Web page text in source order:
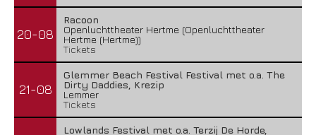
The Fifth Alliance – Stenahoria
20-08
Racoon
Openluchttheater Hertme (Openluchttheater
Hertme (Hertme))
Tickets
21-08
Glemmer Beach Festival Festival met o.a. The
Dirty Daddies, Krezip
Lemmer
Tickets
Lowlands Festival met o.a. Terzij De Horde,